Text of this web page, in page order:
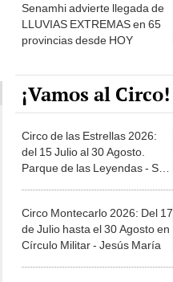
Senamhi advierte llegada de
LLUVIAS EXTREMAS en 65
provincias desde HOY
¡Vamos al Circo!
Circo de las Estrellas 2026:
del 15 Julio al 30 Agosto.
Parque de las Leyendas - San
Circo Montecarlo 2026: Del 17
de Julio hasta el 30 Agosto en
Círculo Militar - Jesús María